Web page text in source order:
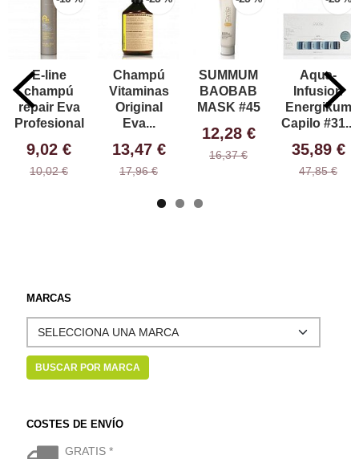
MARCAS
COSTES DE ENVÍO
GRATIS *
E-line
champú
repair Eva
Profesional
9,02 €
10,02 €
Champú
Vitaminas
Original
Eva...
13,47 €
17,96 €
SUMMUM
BAOBAB
MASK #45
12,28 €
16,37 €
Aqua-
Infusion
Energikum
Capilo #31...
35,89 €
47,85 €